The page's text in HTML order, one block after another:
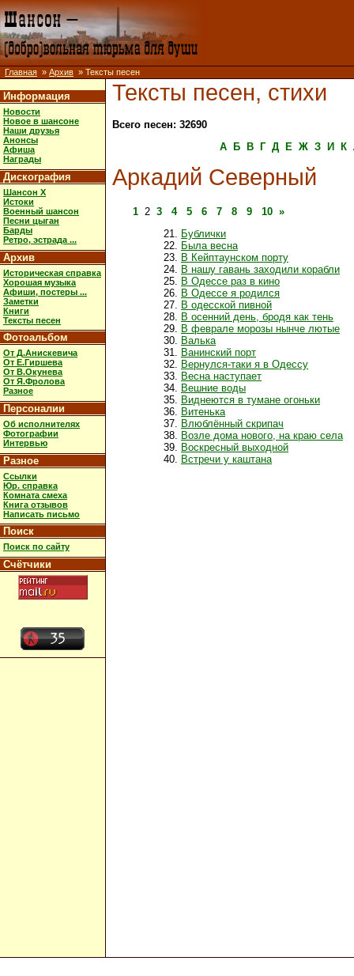
Главная » Архив » Тексты песен
Информация
Новости
Новое в шансоне
Наши друзья
Анонсы
Афиша
Награды
Дискография
Шансон X
Истоки
Военный шансон
Песни цыган
Барды
Ретро, эстрада ...
Архив
Историческая справка
Хорошая музыка
Афиши, постеры ...
Заметки
Книги
Тексты песен
Фотоальбом
От Д.Анискевича
От Е.Гиршева
От В.Окунева
От Я.Фролова
Разное
Персоналии
Об исполнителях
Фотографии
Интервью
Разное
Ссылки
Юр. справка
Комната смеха
Книга отзывов
Написать письмо
Поиск
Поиск по сайту
Счётчики
Тексты песен, стихи
Всего песен: 32690
А
Б В Г Д Е Ж З И К
Аркадий Северный
1 2 3 4 5 6 7 8 9 10 »
Бублички
Была весна
В Кейптаунском порту
В нашу гавань заходили корабли
В Одессе раз в кино
В Одессе я родился
В одесской пивной
В осенний день, бродя как тень
В феврале морозы нынче лютые
Валька
Ванинский порт
Вернулся-таки я в Одессу
Весна наступает
Вешние воды
Виднеются в тумане огоньки
Витенька
Влюблённый скрипач
Возле дома нового, на краю села
Воскресный выходной
Встречи у каштана